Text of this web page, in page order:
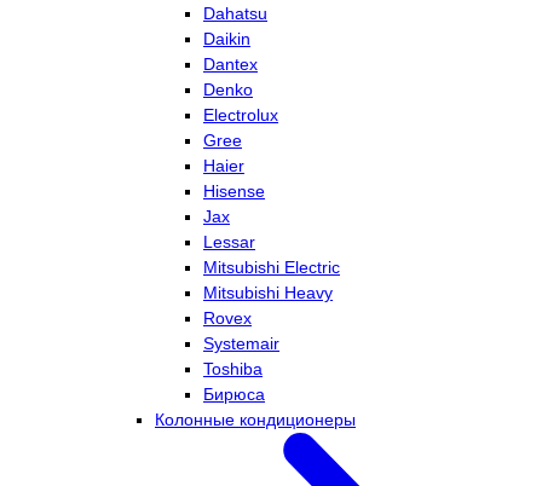
Dahatsu
Daikin
Dantex
Denko
Electrolux
Gree
Haier
Hisense
Jax
Lessar
Mitsubishi Electric
Mitsubishi Heavy
Rovex
Systemair
Toshiba
Бирюса
Колонные кондиционеры